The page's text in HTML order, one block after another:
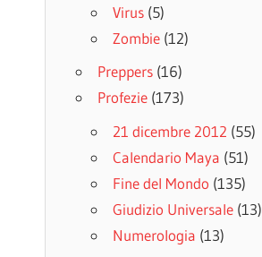
Virus(5)
Zombie(12)
Preppers(16)
Profezie(173)
21 dicembre 2012 (55)
Calendario Maya (51)
Fine del Mondo (135)
Giudizio Universale(13)
Numerologia (13)